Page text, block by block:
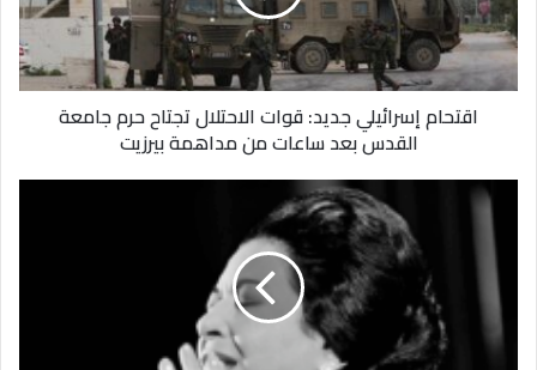
تجتاح
حرم
جامعة
القدس
مداهمة
بيرزيت
اقتحام إسرائيلي جديد: قوات الاحتلال تجتاح حرم جامعة
القدس بعد ساعات من مداهمة بيرزيت
«كلثوميات»
على
مسرح
معهد
الموسيقى
أمسية